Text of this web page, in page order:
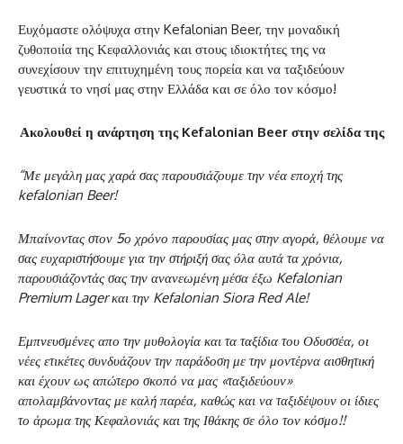
Ευχόμαστε ολόψυχα στην Kefalonian Beer, την μοναδική
ζυθοποιία της Κεφαλλονιάς και στους ιδιοκτήτες της να
συνεχίσουν την επιτυχημένη τους πορεία και να ταξιδεύουν
γευστικά το νησί μας στην Ελλάδα και σε όλο τον κόσμο!
Ακολουθεί η ανάρτηση της Kefalonian Beer στην σελίδα της
“Με μεγάλη μας χαρά σας παρουσιάζουμε την νέα εποχή της
kefalonian Beer!
Μπαίνοντας στον 5ο χρόνο παρουσίας μας στην αγορά, θέλουμε να
σας ευχαριστήσουμε για την στήριξή σας όλα αυτά τα χρόνια,
παρουσιάζοντάς σας την ανανεωμένη μέσα έξω Kefalonian
Premium Lager και την Kefalonian Siora Red Ale!
Εμπνευσμένες απο την μυθολογία και τα ταξίδια του Οδυσσέα, οι
νέες ετικέτες συνδυάζουν την παράδοση με την μοντέρνα αισθητική
και έχουν ως απώτερο σκοπό να μας «ταξιδεύουν»
απολαμβάνοντας με καλή παρέα, καθώς και να ταξιδέψουν οι ίδιες
το άρωμα της Κεφαλονιάς και της Ιθάκης σε όλο τον κόσμο!!